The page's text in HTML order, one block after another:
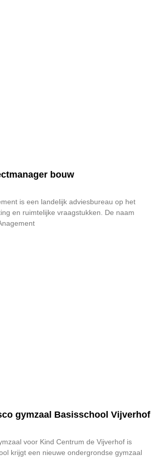
bouw
is een landelijk adviesbureau op het
en ruimtelijke vraagstukken. De naam
gymzaal Basisschool Vijverhof
voor Kind Centrum de Vijverhof is
krijgt een nieuwe ondergrondse gymzaal